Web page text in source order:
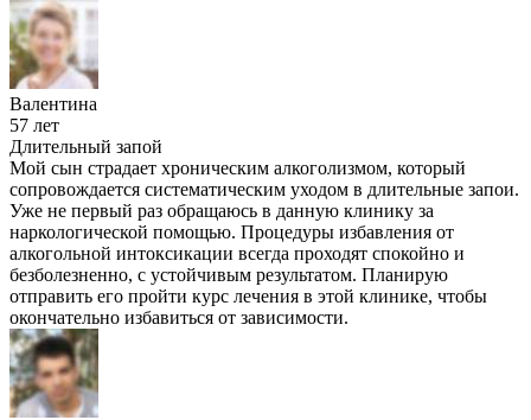
Валентина
57 лет
Длительный запой
Мой сын страдает хроническим алкоголизмом, который
сопровождается систематическим уходом в длительные запои.
Уже не первый раз обращаюсь в данную клинику за
наркологической помощью. Процедуры избавления от
алкогольной интоксикации всегда проходят спокойно и
безболезненно, с устойчивым результатом. Планирую
отправить его пройти курс лечения в этой клинике, чтобы
окончательно избавиться от зависимости.